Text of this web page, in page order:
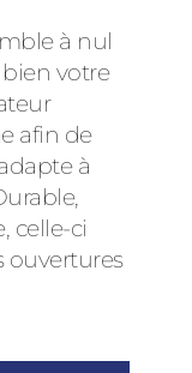
à nul
votre
afin de
à
celle-ci
ouvertures